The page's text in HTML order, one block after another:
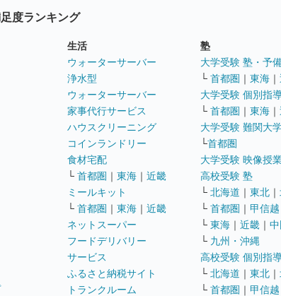
度ランキング
生活
ウォーターサーバー
浄水型
ウォーターサーバー
家事代行サービス
ハウスクリーニング
コインランドリー
食材宅配
└ 首都圏 ｜ 東海 ｜ 近畿
ミールキット
└ 首都圏 ｜ 東海 ｜ 近畿
ネットスーパー
フードデリバリー
サービス
ふるさと納税サイト
トランクルーム
塾
大学受験 塾・予
└ 首都圏 ｜ 東海 ｜
大学受験 個別指
└ 首都圏 ｜ 東海 ｜
大学受験 難関大
└首都圏
大学受験 映像授
高校受験 塾
└ 北海道 ｜ 東北 ｜
└ 首都圏 ｜ 甲信
└ 東海 ｜ 近畿 ｜
└ 九州・沖縄
高校受験 個別指
└ 北海道 ｜ 東北 ｜
└ 首都圏 ｜ 甲信